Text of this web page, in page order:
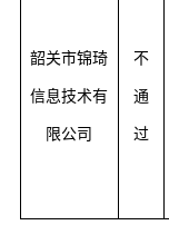
韶关市锦琦
信息技术有
限公司
不
通
过